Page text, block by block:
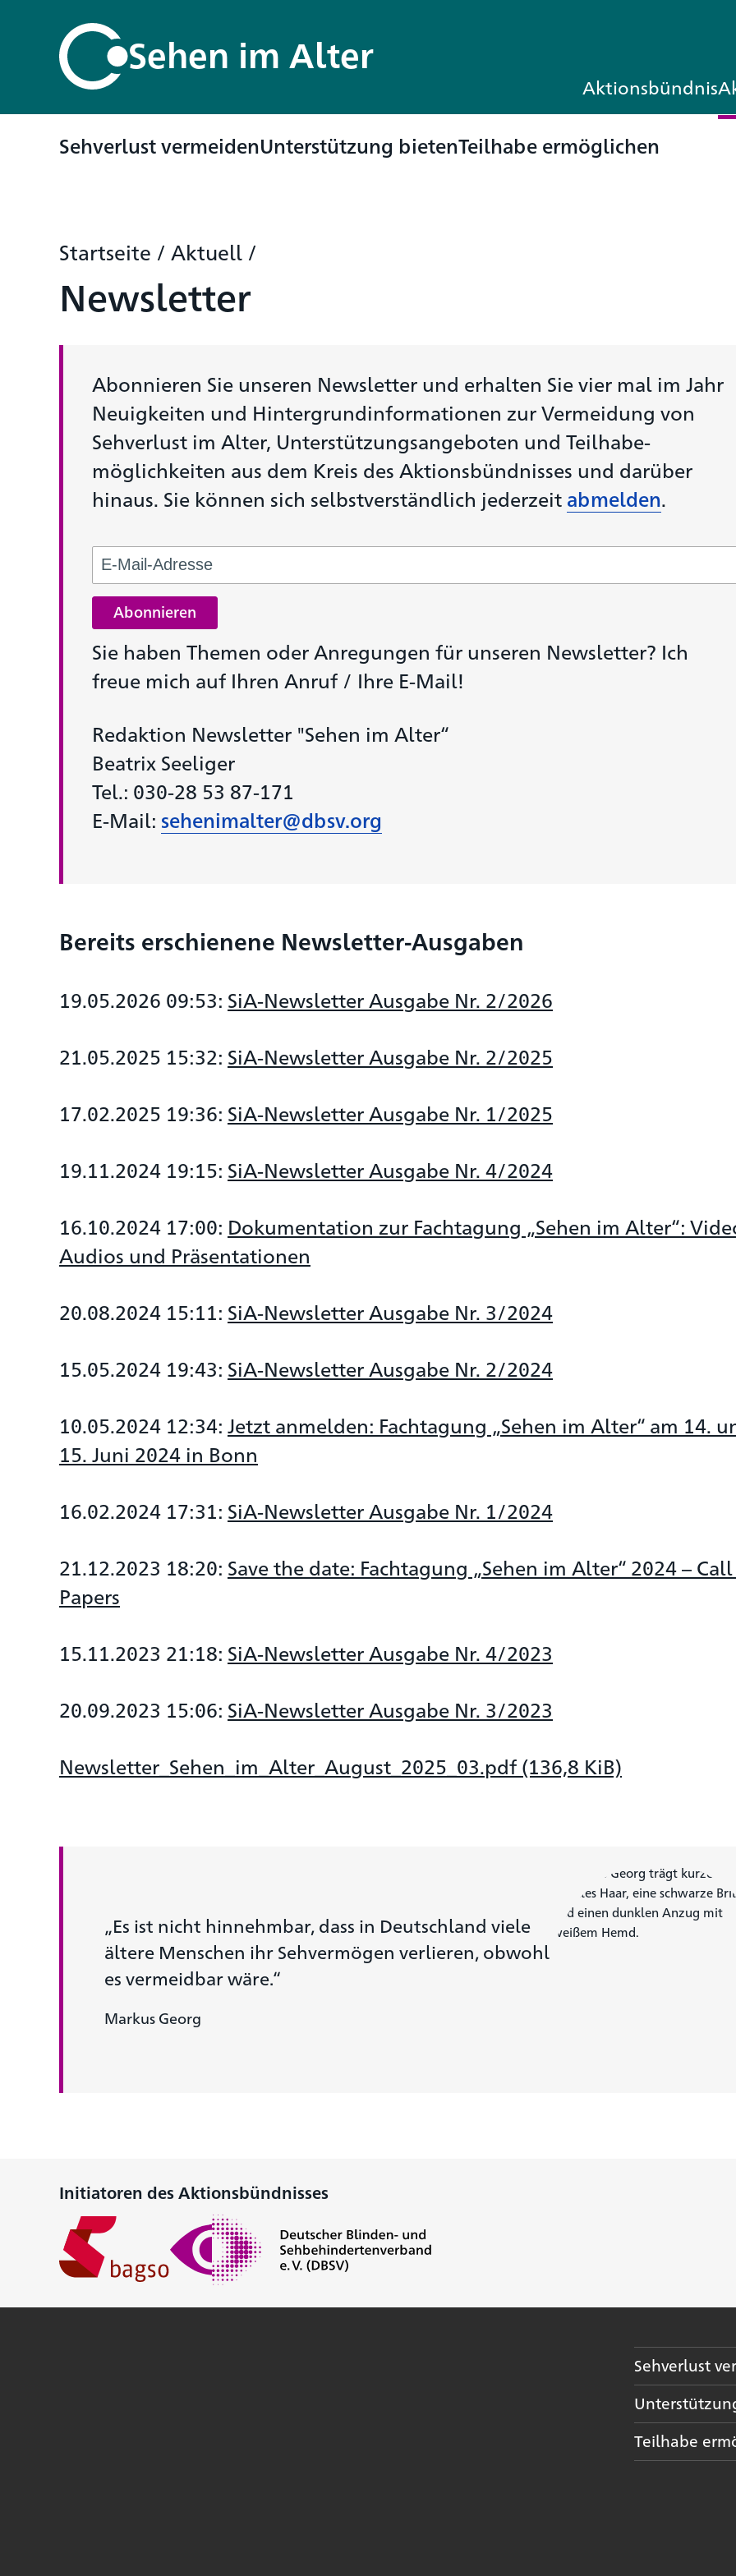
Sehen im Alter
Aktionsbündnis
Sehverlust vermeidenUnterstützung bietenTeilhabe ermöglichen
Startseite / Aktuell /
Newsletter
Abonnieren Sie unseren Newsletter und erhalten Sie vier mal im Jahr
Neuigkeiten und Hintergrundinformationen zur Vermeidung von
Sehverlust im Alter, Unterstützungs­angeboten und Teilhabe­
möglichkeiten aus dem Kreis des Aktionsbündnisses und darüber
hinaus. Sie können sich selbstverständlich jederzeit abmelden.
Abonnieren
Sie haben Themen oder Anregungen für unseren Newsletter? Ich
freue mich auf Ihren Anruf / Ihre E-Mail!
Redaktion Newsletter "Sehen im Alter“
Beatrix Seeliger
Tel.: 030-28 53 87-171
E-Mail: sehenimalter@dbsv.org
Bereits erschienene Newsletter-Ausgaben
19.05.2026 09:53: SiA-Newsletter Ausgabe Nr. 2/2026
21.05.2025 15:32: SiA-Newsletter Ausgabe Nr. 2/2025
17.02.2025 19:36: SiA-Newsletter Ausgabe Nr. 1/2025
19.11.2024 19:15: SiA-Newsletter Ausgabe Nr. 4/2024
16.10.2024 17:00: Dokumentation zur Fachtagung „Sehen im Alter“:
Audios und Präsentationen
20.08.2024 15:11: SiA-Newsletter Ausgabe Nr. 3/2024
15.05.2024 19:43: SiA-Newsletter Ausgabe Nr. 2/2024
10.05.2024 12:34: Jetzt anmelden: Fachtagung „Sehen im Alter“ am 14.
15. Juni 2024 in Bonn
16.02.2024 17:31: SiA-Newsletter Ausgabe Nr. 1/2024
21.12.2023 18:20: Save the date: Fachtagung „Sehen im Alter“ 2024 –
Papers
15.11.2023 21:18: SiA-Newsletter Ausgabe Nr. 4/2023
20.09.2023 15:06: SiA-Newsletter Ausgabe Nr. 3/2023
Newsletter_Sehen_im_Alter_August_2025_03.pdf (136,8 KiB)
„Es ist nicht hinnehmbar, dass in Deutschland viele
ältere Menschen ihr Sehvermögen verlieren, obwohl
es vermeid­bar wäre.“
Markus Georg
Initiatoren des Aktionsbündnisses
Sehverlust
Teilhabe